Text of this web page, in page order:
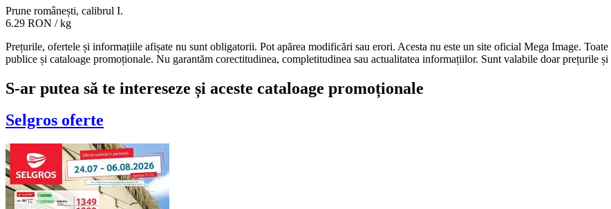
Prune românești, calibrul I.
6.29 RON / kg
Prețurile, ofertele și informațiile afișate nu sunt obligatorii. Pot apărea modificări sau erori. Acesta nu este un site oficial Mega Image.
publice și cataloage promoționale. Nu garantăm corectitudinea, completitudinea sau actualitatea informațiilor. Sunt valabile doar prețurile
S-ar putea să te intereseze și aceste cataloage promoționale
Selgros oferte